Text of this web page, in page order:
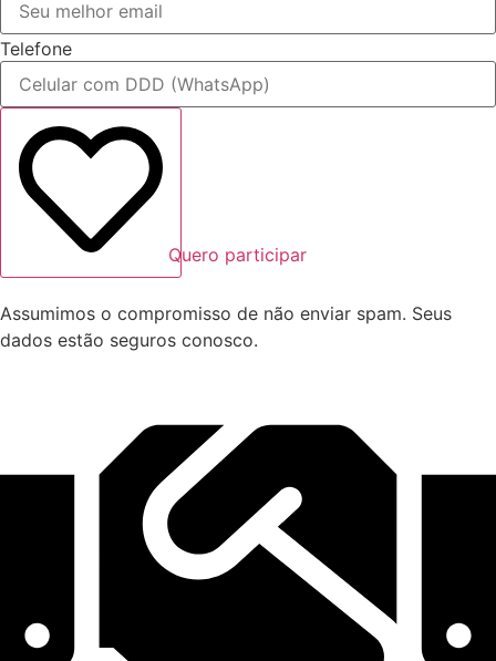
Telefone
Quero participar
Assumimos o compromisso de não enviar spam. Seus
dados estão seguros conosco.